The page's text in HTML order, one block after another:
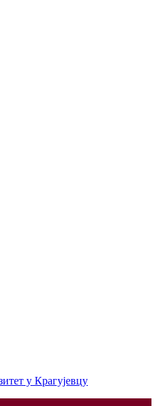
у Крагујевцу